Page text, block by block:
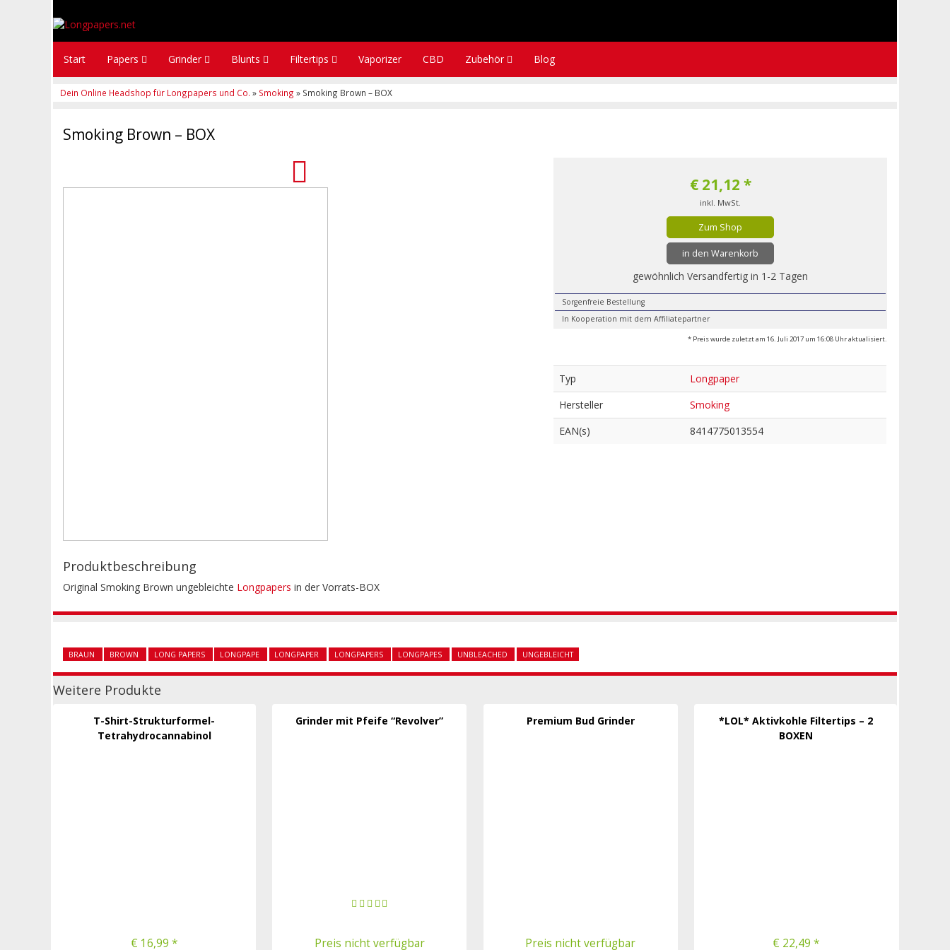
Start Papers Grinder Blunts Filtertips Vaporizer CBD Zubehör Blog
Dein Online Headshop für Longpapers und Co. » Smoking » Smoking Brown – BOX
Smoking Brown – BOX
€ 21,12 *
inkl. MwSt.
Zum Shop
in den Warenkorb
gewöhnlich Versandfertig in 1-2 Tagen
Sorgenfreie Bestellung
In Kooperation mit dem Affiliatepartner
* Preis wurde zuletzt am 16. Juli 2017 um 16:08 Uhr aktualisiert.
Typ
Longpaper
Hersteller
Smoking
EAN(s)
8414775013554
Produktbeschreibung
Original Smoking Brown ungebleichte Longpapers in der Vorrats-BOX
BRAUN BROWN LONG PAPERS LONGPAPE LONGPAPER LONGPAPERS LONGPAPES UNBLEACHED UNGEBLEICHT
Weitere Produkte
T-Shirt-Strukturformel-
Tetrahydrocannabinol
€ 16,99 *
Grinder mit Pfeife “Revolver”
Preis nicht verfügbar
Premium Bud Grinder
Preis nicht verfügbar
*LOL* Aktivkohle Filtertips – 2
BOXEN
€ 22,49 *